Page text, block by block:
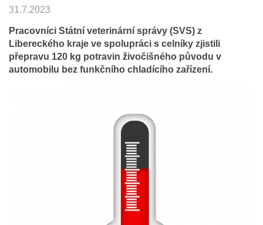
31.7.2023
Pracovníci Státní veterinární správy (SVS) z
Libereckého kraje ve spolupráci s celníky zjistili
přepravu 120 kg potravin živočišného původu v
automobilu bez funkčního chladícího zařízení.